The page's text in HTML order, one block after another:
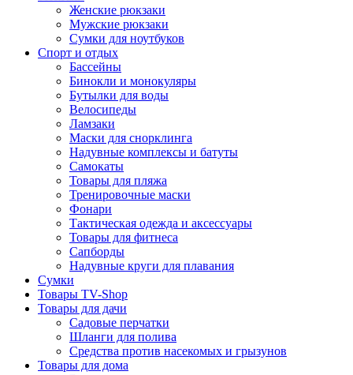
Женские рюкзаки
Мужские рюкзаки
Сумки для ноутбуков
Спорт и отдых
Бассейны
Бинокли и монокуляры
Бутылки для воды
Велосипеды
Ламзаки
Маски для снорклинга
Надувные комплексы и батуты
Самокаты
Товары для пляжа
Тренировочные маски
Фонари
Тактическая одежда и аксессуары
Товары для фитнеса
Сапборды
Надувные круги для плавания
Сумки
Товары TV-Shop
Товары для дачи
Садовые перчатки
Шланги для полива
Средства против насекомых и грызунов
Товары для дома